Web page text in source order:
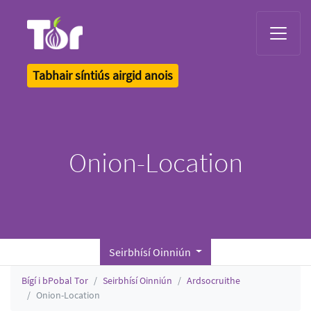
Tabhair síntiús airgid anois
Onion-Location
Seirbhísí Oinniún
Bígí i bPobal Tor Seirbhísí Oinniún
Ardsocruithe
Onion-Location